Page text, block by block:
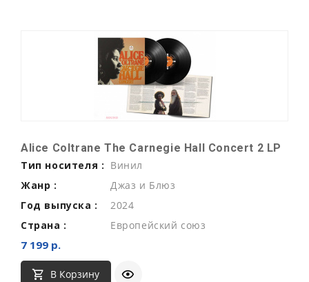
Alice Coltrane The Carnegie Hall Concert 2 LP
Тип носителя : Винил
Жанр :
Джаз и Блюз
Год выпуска :
2024
Страна :
Европейский союз
7 199 р.
В Корзину